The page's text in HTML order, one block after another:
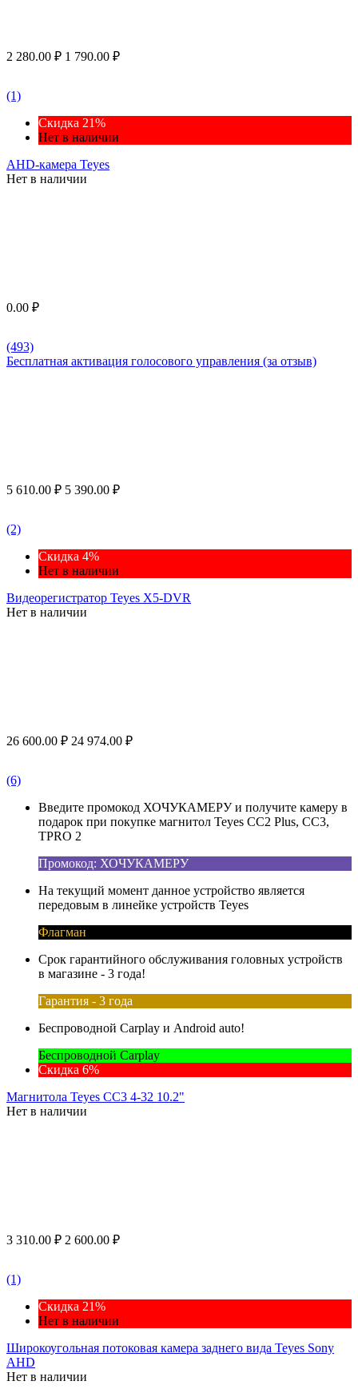
2 280.00 ₽ 1 790.00 ₽
(1)
Скидка 21%
Нет в наличии
AHD-камера Teyes
Нет в наличии
0.00 ₽
(493)
Бесплатная активация голосового управления (за отзыв)
5 610.00 ₽ 5 390.00 ₽
(2)
Скидка 4%
Нет в наличии
Видеорегистратор Teyes X5-DVR
Нет в наличии
26 600.00 ₽ 24 974.00 ₽
(6)
Введите промокод ХОЧУКАМЕРУ и получите камеру в
подарок при покупке магнитол Teyes CC2 Plus, CC3,
TPRO 2
Промокод: ХОЧУКАМЕРУ
На текущий момент данное устройство является
передовым в линейке устройств Teyes
Флагман
Срок гарантийного обслуживания головных устройств
в магазине - 3 года!
Гарантия - 3 года
Беспроводной Carplay и Android auto!
Беспроводной Carplay
Скидка 6%
Магнитола Teyes CC3 4-32 10.2"
Нет в наличии
3 310.00 ₽ 2 600.00 ₽
(1)
Скидка 21%
Нет в наличии
Широкоугольная потоковая камера заднего вида Teyes Sony
AHD
Нет в наличии